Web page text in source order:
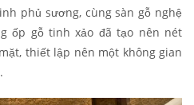
phủ sương, cùng sàn gỗ nghệ
ốp gỗ tinh xảo đã tạo nên nét
thiết lập nên một không gian